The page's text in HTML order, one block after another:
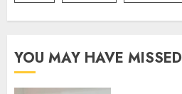
YOU MAY HAVE MISSED